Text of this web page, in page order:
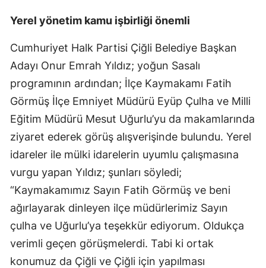
Yerel yönetim kamu işbirliği önemli
Cumhuriyet Halk Partisi Çiğli Belediye Başkan
Adayı Onur Emrah Yıldız; yoğun Sasalı
programının ardından; İlçe Kaymakamı Fatih
Görmüş İlçe Emniyet Müdürü Eyüp Çulha ve Milli
Eğitim Müdürü Mesut Uğurlu’yu da makamlarında
ziyaret ederek görüş alışverişinde bulundu. Yerel
idareler ile mülki idarelerin uyumlu çalışmasına
vurgu yapan Yıldız; şunları söyledi;
“Kaymakamımız Sayın Fatih Görmüş ve beni
ağırlayarak dinleyen ilçe müdürlerimiz Sayın
çulha ve Uğurlu’ya teşekkür ediyorum. Oldukça
verimli geçen görüşmelerdi. Tabi ki ortak
konumuz da Çiğli ve Çiğli için yapılması